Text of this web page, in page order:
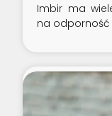
Imbir ma
na odporność